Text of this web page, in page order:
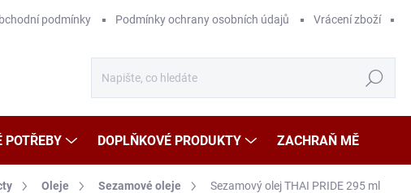
podmínky Podmínky ochrany osobních údajů Vrácení zboží
Hledat
POTŘEBY DOPLŇKOVÉ PRODUKTY ZACHRAŇ MĚ
Oleje Sezamové oleje Sezamový olej THAI PRIDE 295 ml